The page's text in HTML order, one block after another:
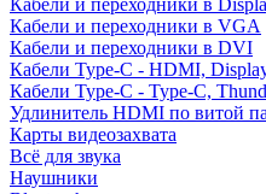
Кабели и переходники в
Кабели и переходники в VGA
Кабели и переходники в DVI
Кабели Type-C - HDMI,
Кабели Type-C - Type-C,
Удлинитель HDMI по витой
Карты видеозахвата
Всё для звука
Наушники